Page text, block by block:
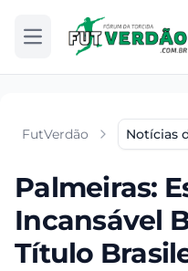
Abrir menu
FutVerdão Notícias
Palmeiras:
Incansável
Título